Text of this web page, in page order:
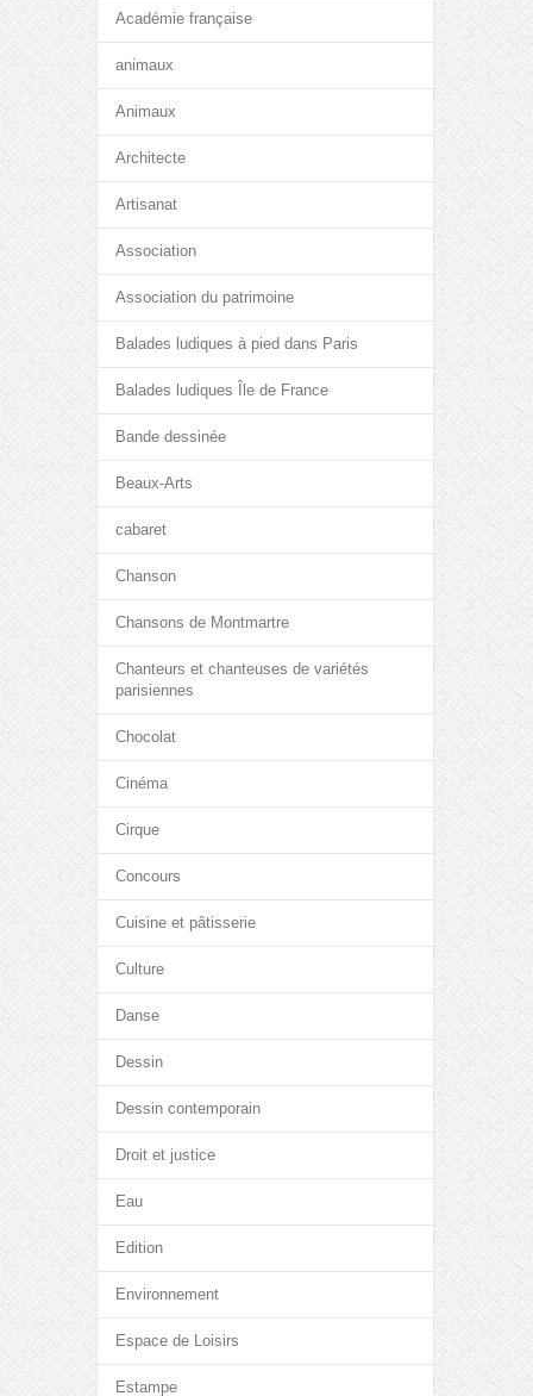
Académie française
animaux
Animaux
Architecte
Artisanat
Association
Association du patrimoine
Balades ludiques à pied dans Paris
Balades ludiques Île de France
Bande dessinée
Beaux-Arts
cabaret
Chanson
Chansons de Montmartre
Chanteurs et chanteuses de variétés
parisiennes
Chocolat
Cinéma
Cirque
Concours
Cuisine et pâtisserie
Culture
Danse
Dessin
Dessin contemporain
Droit et justice
Eau
Edition
Environnement
Espace de Loisirs
Estampe